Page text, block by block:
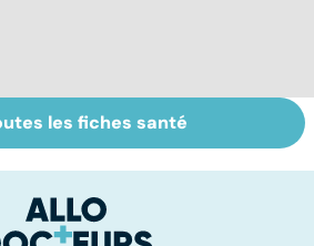
Anémie :
symptômes,
traitements
les fiches santé